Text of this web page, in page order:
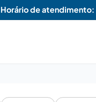
Horário de atendimento: